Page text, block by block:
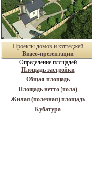
Проекты домов и коттеджей
Видео-презентации
Определение площадей
Площадь застройки
Общая площадь
Площадь нетто (пола)
Жилая (полезная) площадь
Кубатура